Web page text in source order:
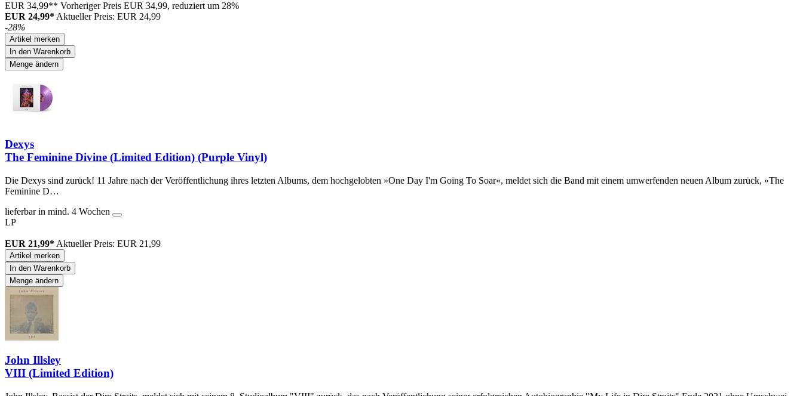
EUR 34,99** Vorheriger Preis EUR 34,99, reduziert um 28%
EUR 24,99* Aktueller Preis: EUR 24,99
-28%
Artikel merken
In den Warenkorb
Menge ändern
Dexys
The Feminine Divine (Limited Edition) (Purple Vinyl)
Die Dexys sind zurück! 11 Jahre nach der Veröffentlichung ihres letzten Albums, dem hochgelobten »One Day I'm Going To Soar«, meldet sich die Band mit einem umwerfenden neuen Album zurück, »The
Feminine D…
lieferbar in mind. 4 Wochen
LP
EUR 21,99* Aktueller Preis: EUR 21,99
Artikel merken
In den Warenkorb
Menge ändern
John Illsley
VIII (Limited Edition)